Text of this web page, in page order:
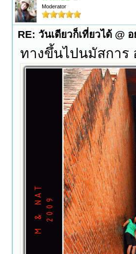
Moderator
RE: วันเดียวก็เที่ยวได้ @
ทางขึ้นไปนมัสการ